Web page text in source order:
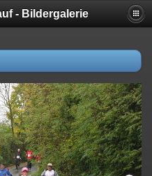
- Bildergalerie